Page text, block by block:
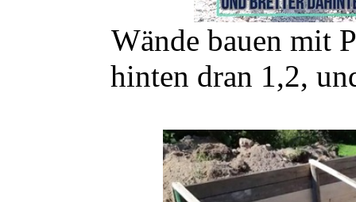
Wände bauen mit
hinten dran 1,2,